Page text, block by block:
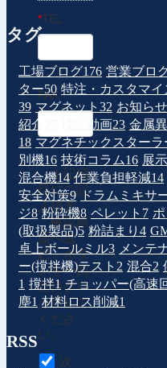
*TEL
FAX
上記項
目にご記
入頂き、
「確認画
面へ進
む」ボタ
ンを一回
だけクリ
ックして
くださ
い。
次
タグ
工場ブログ176 営業ブロ
ター50 特注・カスタマ
39 マグネット 32 お知らせ
紹介
検証動画23 金属
18 マグネチックスターラ
別機16 技術コラム16 展
混合機14 作業負担軽減14
安全対策9 ドラムミキサ
ジ8 粉砕機8 ペレット 7
(取扱製品)5 粉詰まり 4
卓上ボールミル3 メンテ
ー(撹拌機)テスト 2 混合2
1 撹拌1 チョッパー(高速
塵1 材料ロス削減1
RSS